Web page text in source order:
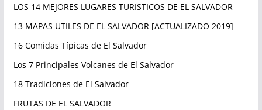
LOS 14 MEJORES LUGARES TURISTICOS DE EL SALVADOR
13 MAPAS UTILES DE EL SALVADOR [ACTUALIZADO 2019]
16 Comidas Típicas de El Salvador
Los 7 Principales Volcanes de El Salvador
18 Tradiciones de El Salvador
FRUTAS DE EL SALVADOR